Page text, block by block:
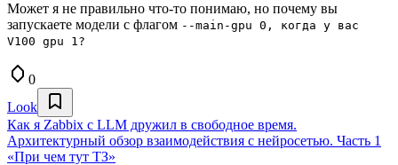
Может я не правильно что-то понимаю, но почему вы
запускаете модели с флагом --main-gpu 0, когда у вас
V100 gpu 1?
0
Look
Как я Zabbix с LLM дружил в свободное время.
Архитектурный обзор взаимодействия с нейросетью. Часть 1
«При чем тут ТЗ»